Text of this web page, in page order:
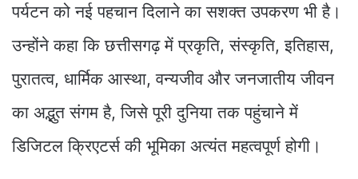
पर्यटन को नई पहचान दिलाने का सशक्त उपकरण भी है।
उन्होंने कहा कि छत्तीसगढ़ में प्रकृति, संस्कृति, इतिहास,
पुरातत्व, धार्मिक आस्था, वन्यजीव और जनजातीय जीवन
का अद्भुत संगम है, जिसे पूरी दुनिया तक पहुंचाने में
डिजिटल क्रिएटर्स की भूमिका अत्यंत महत्वपूर्ण होगी।